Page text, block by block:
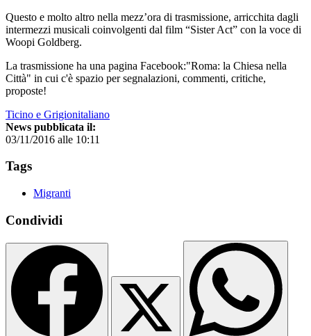
Questo e molto altro nella mezz’ora di trasmissione, arricchita dagli
intermezzi musicali coinvolgenti dal film “Sister Act” con la voce di
Woopi Goldberg.
La trasmissione ha una pagina Facebook:"Roma: la Chiesa nella
Città" in cui c'è spazio per segnalazioni, commenti, critiche,
proposte!
Ticino e Grigionitaliano
News pubblicata il:
03/11/2016 alle 10:11
Tags
Migranti
Condividi